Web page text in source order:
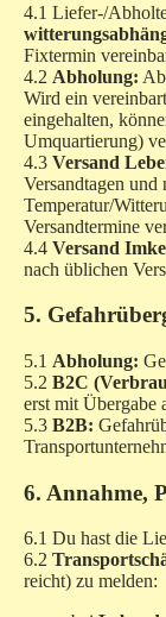
4.1 Liefer-/
Fixtermin
4.2 Abholung:
Wird ein
eingehalten,
Umquartierung)
4.3 Versand
Versandtagen und
Temperatur/
Versandtermine
4.4 Versand
nach üblichen
5.
5.1 Abholung:
5.2 B2C
erst mit Übergabe
5.3 B2B:
6. Annahme,
6.1 Du hast die
6.2
reicht) zu melden: